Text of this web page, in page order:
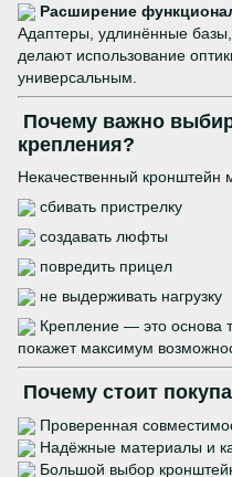
Расширение
Адаптеры, удлинённые
делают использование
универсальным.
Почему важно
крепления?
Некачественный кронштейн
сбивать пристрелку
создавать люфты
повредить прицел
не выдерживать нагрузку
Крепление — это основа
покажет максимум
Почему стоит
Проверенная
Надёжные материалы и
Большой выбор